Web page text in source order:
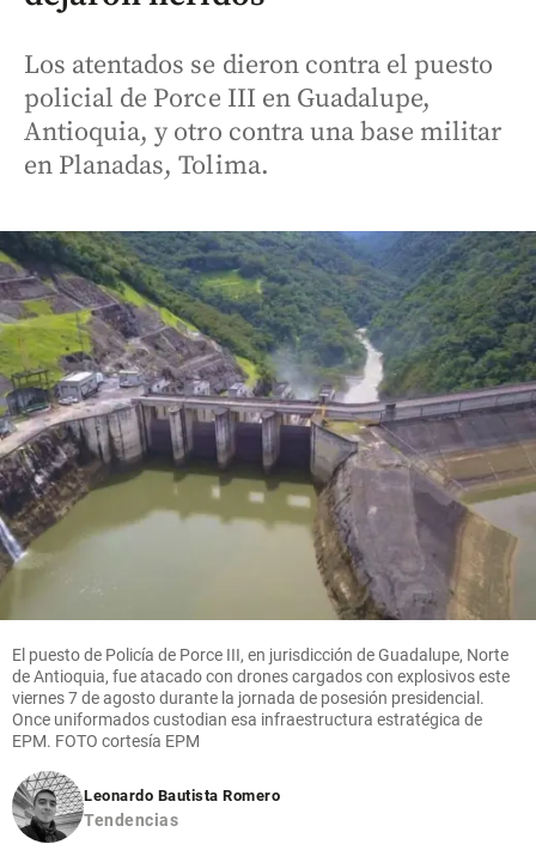
Los atentados se dieron contra el puesto
policial de Porce III en Guadalupe,
Antioquia, y otro contra una base militar
en Planadas, Tolima.
El puesto de Policía de Porce III, en jurisdicción de Guadalupe, Norte
de Antioquia, fue atacado con drones cargados con explosivos este
viernes 7 de agosto durante la jornada de posesión presidencial.
Once uniformados custodian esa infraestructura estratégica de
EPM. FOTO cortesía EPM
Leonardo Bautista Romero
Tendencias